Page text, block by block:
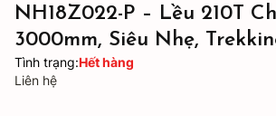
NH18Z022-P – Lều 210T
3000mm, Siêu Nhẹ,
Tình trạng:Hết hàng
Liên hệ